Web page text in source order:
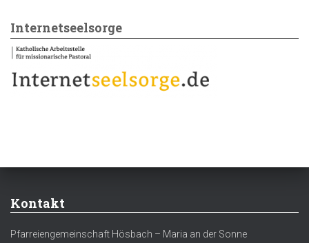
Internetseelsorge
Kontakt
Pfarreiengemeinschaft Hösbach – Maria an der Sonne